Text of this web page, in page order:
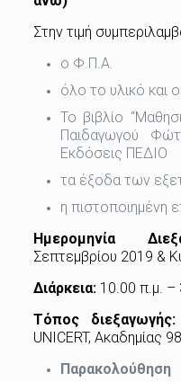
Στην τιμή
ο Φ.Π.Α.
όλο το υλικό και
Το βιβλίο
Παιδαγωγού
Εκδόσεις ΠΕΔΙΟ
τα έξοδα των
η πιστοποιημένη
Ημερομηνία
Σεπτεμβρίου 2019 &
Διάρκεια:10.00 π.μ. –
Τόπος διεξαγωγής:
UNICERT, Ακαδημίας
Παρακολούθηση